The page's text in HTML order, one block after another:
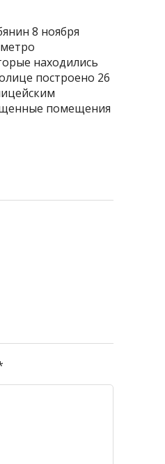
8 ноября
находились
построено 26
помещения